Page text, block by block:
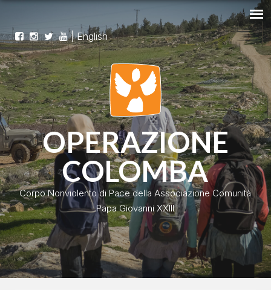
|English
OPERAZIONE
COLOMBA
Corpo Nonviolento di Pace della Associazione Comunità
Papa Giovanni XXIII